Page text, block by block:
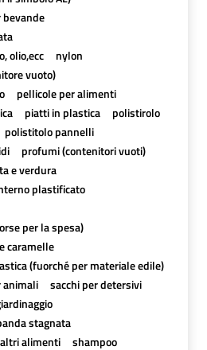
olio,ecc
nylon
vuoto)
pellicole per alimenti
piatti in plastica
polistirolo
polistitolo pannelli
profumi (contenitori vuoti)
e verdura
plastificato
per la spesa)
caramelle
(fuorché per materiale edile)
animali
sacchi per detersivi
stagnata
alimenti
shampoo